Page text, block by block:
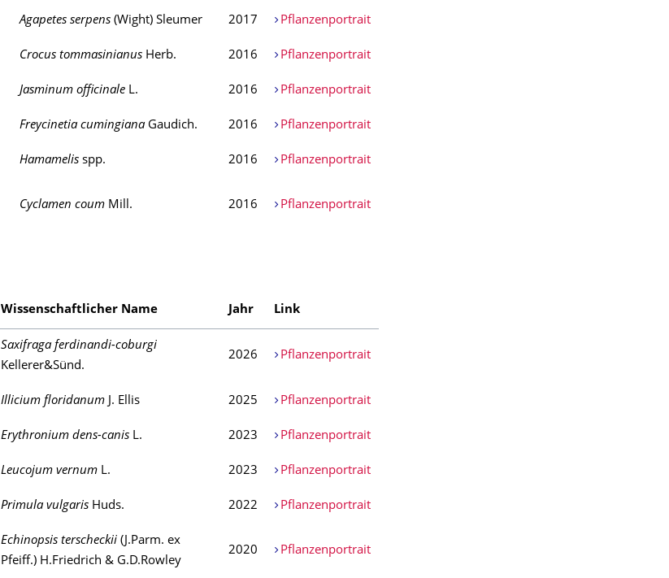
Agapetes serpens (Wight) Sleumer 2017 Pflanzenportrait
Crocus tommasinianus Herb. 2016 Pflanzenportrait
Jasminum officinale L. 2016 Pflanzenportrait
Freycinetia cumingianaGaudich. 2016 Pflanzenportrait
Hamamelis spp. 2016 Pflanzenportrait
Cyclamen coum Mill. 2016 Pflanzenportrait
Wissenschaftlicher Name Jahr Link
Saxifraga ferdinandi-coburgi
Kellerer&Sünd.
2026 Pflanzenportrait
Illicium floridanum J. Ellis 2025 Pflanzenportrait
Erythronium dens-canis L. 2023 Pflanzenportrait
Leucojum vernum L. 2023 Pflanzenportrait
Primula vulgaris Huds. 2022 Pflanzenportrait
Echinopsis terscheckii (J.Parm. ex
Pfeiff.) H.Friedrich & G.D.Rowley
2020 Pflanzenportrait